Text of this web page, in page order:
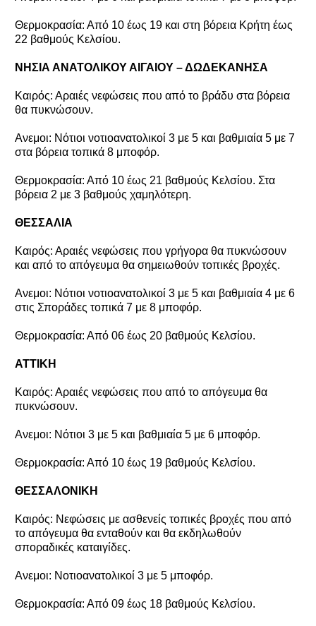
Θερμοκρασία: Από 10 έως 19 και στη βόρεια Κρήτη έως
22 βαθμούς Κελσίου.
ΝΗΣΙΑ ΑΝΑΤΟΛΙΚΟΥ ΑΙΓΑΙΟΥ – ΔΩΔΕΚΑΝΗΣΑ
Καιρός: Αραιές νεφώσεις που από το βράδυ στα βόρεια
θα πυκνώσουν.
Ανεμοι: Νότιοι νοτιοανατολικοί 3 με 5 και βαθμιαία 5 με 7
στα βόρεια τοπικά 8 μποφόρ.
Θερμοκρασία: Από 10 έως 21 βαθμούς Κελσίου. Στα
βόρεια 2 με 3 βαθμούς χαμηλότερη.
ΘΕΣΣΑΛΙΑ
Καιρός: Αραιές νεφώσεις που γρήγορα θα πυκνώσουν
και από το απόγευμα θα σημειωθούν τοπικές βροχές.
Ανεμοι: Νότιοι νοτιοανατολικοί 3 με 5 και βαθμιαία 4 με 6
στις Σποράδες τοπικά 7 με 8 μποφόρ.
Θερμοκρασία: Από 06 έως 20 βαθμούς Κελσίου.
ΑΤΤΙΚΗ
Καιρός: Αραιές νεφώσεις που από το απόγευμα θα
πυκνώσουν.
Ανεμοι: Νότιοι 3 με 5 και βαθμιαία 5 με 6 μποφόρ.
Θερμοκρασία: Από 10 έως 19 βαθμούς Κελσίου.
ΘΕΣΣΑΛΟΝΙΚΗ
Καιρός: Νεφώσεις με ασθενείς τοπικές βροχές που από
το απόγευμα θα ενταθούν και θα εκδηλωθούν
σποραδικές καταιγίδες.
Ανεμοι: Νοτιοανατολικοί 3 με 5 μποφόρ.
Θερμοκρασία: Από 09 έως 18 βαθμούς Κελσίου.